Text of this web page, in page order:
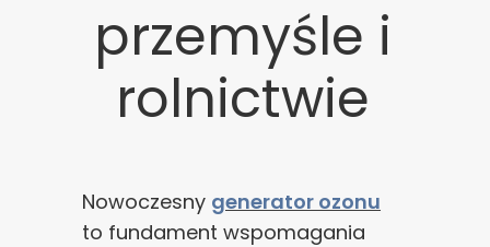
przemyśle i
rolnictwie
Nowoczesny generator ozonu
to fundament wspomagania